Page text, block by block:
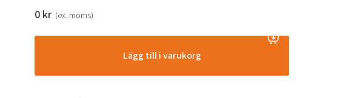
0 kr (ex. moms)
Lägg till i varukorg